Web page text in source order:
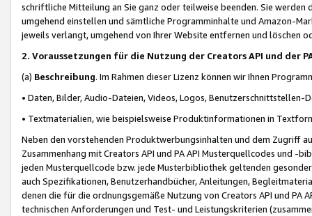
schriftliche Mitteilung an Sie ganz oder teilweise beenden. Sie werden
umgehend einstellen und sämtliche Programminhalte und Amazon-
jeweils verlangt, umgehend von Ihrer Website entfernen und löschen
2. Voraussetzungen für die Nutzung der Creators API und der
(a) Beschreibung. Im Rahmen dieser Lizenz können wir Ihnen
• Daten, Bilder, Audio-Dateien, Videos, Logos, Benutzerschnittstellen-
• Textmaterialien, wie beispielsweise Produktinformationen in
Neben den vorstehenden Produktwerbungsinhalten und dem Zugriff
Zusammenhang mit Creators API und PA API Musterquellcodes und
jeden Musterquellcode bzw. jede Musterbibliothek geltenden
auch Spezifikationen, Benutzerhandbücher, Anleitungen,
denen die für die ordnungsgemäße Nutzung von Creators API und PA
technischen Anforderungen und Test- und Leistungskriterien